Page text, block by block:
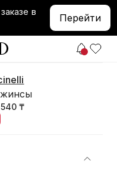
в
Перейти
540 ₸